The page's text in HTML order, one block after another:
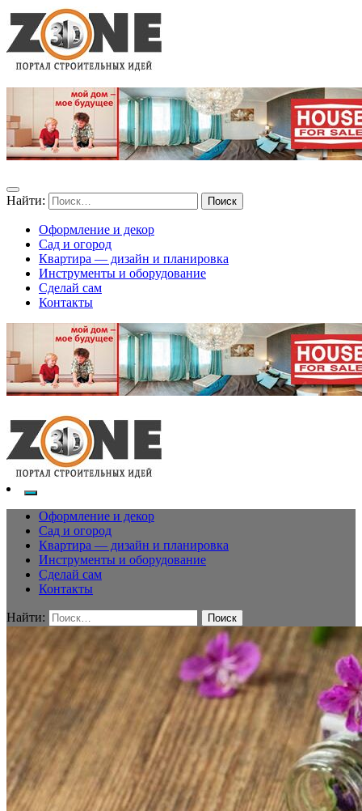
Найти:
Оформление и декор
Сад и огород
Квартира — дизайн и планировка
Инструменты и оборудование
Сделай сам
Контакты
Оформление и декор
Сад и огород
Квартира — дизайн и планировка
Инструменты и оборудование
Сделай сам
Контакты
Найти: